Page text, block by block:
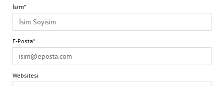
İsim*
E-Posta*
Websitesi